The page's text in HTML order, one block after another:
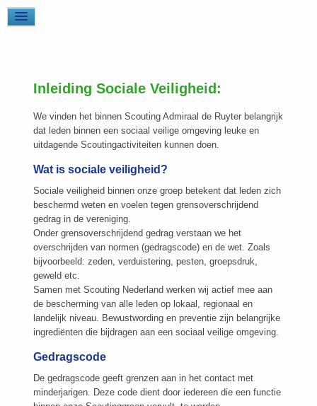
Inleiding Sociale Veiligheid:
We vinden het binnen Scouting Admiraal de Ruyter belangrijk
dat leden binnen een sociaal veilige omgeving leuke en
uitdagende Scoutingactiviteiten kunnen doen.
Wat is sociale veiligheid?
Sociale veiligheid binnen onze groep betekent dat leden zich
beschermd weten en voelen tegen grensoverschrijdend
gedrag in de vereniging.
Onder grensoverschrijdend gedrag verstaan we het
overschrijden van normen (gedragscode) en de wet. Zoals
bijvoorbeeld: zeden, verduistering, pesten, groepsdruk,
geweld etc.
Samen met Scouting Nederland werken wij actief mee aan
de bescherming van alle leden op lokaal, regionaal en
landelijk niveau. Bewustwording en preventie zijn belangrijke
ingrediënten die bijdragen aan een sociaal veilige omgeving.
Gedragscode
De gedragscode geeft grenzen aan in het contact met
minderjarigen. Deze code dient door iedereen die een functie